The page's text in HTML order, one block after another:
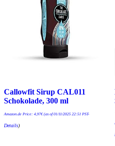
Callowfit Sirup CAL011
Schokolade, 300 ml
Amazon.de Price: 4,97€(as of 01/11/2025 22:51 PST-
Details)